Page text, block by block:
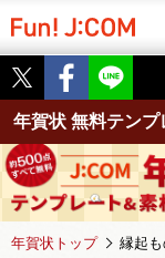
Twitter Facebook
年賀状 無料テン
年賀状トップ 縁起